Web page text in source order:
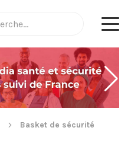
Basket de sécurité